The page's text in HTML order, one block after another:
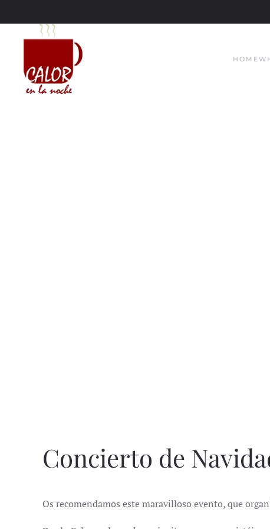
Skip to main content
HOME
Concierto de
Os recomendamos este maravilloso evento, que